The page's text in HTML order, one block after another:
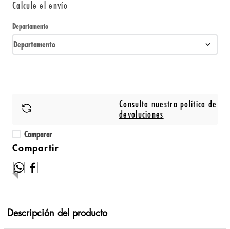
Calcule el envío
Departamento
Departamento
Consulta nuestra política de
devoluciones
Comparar
Descripción del producto